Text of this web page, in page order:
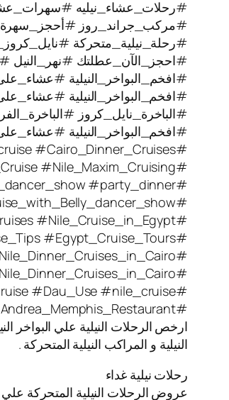
#رحلات_عشاء_نيليه
#مركب_جراند_روز
#رحلة_نيلية_متحركة ‫#نايل_كروز_القاهرة #سهرة_نيلية_ممتعة
#احجز_الآن_عطلتك
#افخم_البواخر_النيلية
#افخم_البواخر_النيلية
#الباخرة_نايل_كروز
#افخم_البواخر_النيلية
#party_dinner_nile_cruise #Cairo_Dinner_Cruises
#Nile_Cairo_Dinner_Cruise #Nile_Maxim_Cruising
#Belly_dancer_show #party_dinner
#Cairo_dinner_Cruise_with_Belly_dancer_show
#Best_Nile_Cruises #Nile_Cruise_in_Egypt
#Nile_Cruise_Tips #Egypt_Cruise_Tours
#Nile_Cruises #Nile_Dinner_Cruises_in_Cairo
#Blue_Nile_Boat #Nile_Dinner_Cruises_in_Cairo
#Nile_Egypt_Cruise #Dau_Use #nile_cruise
#Andrea_Memphis_Restaurantارخص الرحلات النيلية
ارخص الرحلات النيلية علي البواخر
النيلية و المراكب النيلية المتحركة .
رحلات نيلية غداء
عروض الرحلات النيلية المتحركة علي